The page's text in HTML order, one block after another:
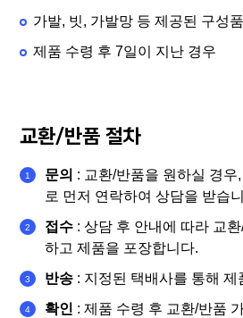
가발, 빗, 가발망 등 제공된 구성
제품 수령 후 7일이 지난 경우
교환/반품 절차
문의 : 교환/반품을 원하실 경
로 먼저 연락하여 상담을 받습
접수 : 상담 후 안내에 따라 교
하고 제품을 포장합니다.
반송 : 지정된 택배사를 통해 제
확인 : 제품 수령 후 교환/반품